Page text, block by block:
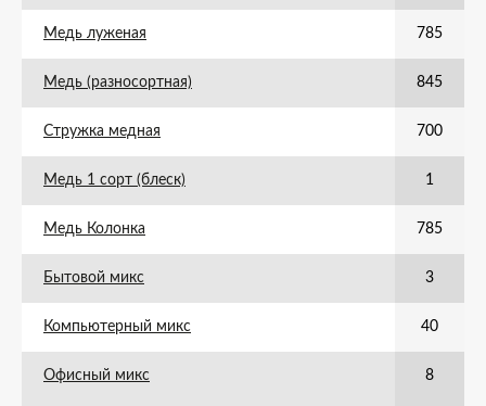
Медь луженая 785
Медь (разносортная) 845
Стружка медная 700
Медь 1 сорт (блеск) 1
Медь Колонка 785
Бытовой микс 3
Компьютерный микс 40
Офисный микс 8